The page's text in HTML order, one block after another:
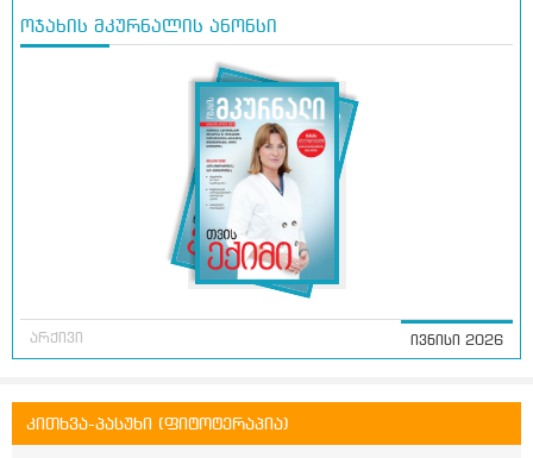
ოჯახის მკურნალის ანონსი
არქივი ივნისი 2026
კითხვა-პასუხი (ფიტოტერაპია)